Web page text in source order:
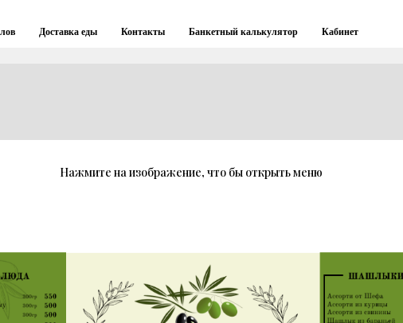
Доставка еды Контакты Банкетный калькулятор Кабинет
Нажмите на изображение, что бы открыть меню